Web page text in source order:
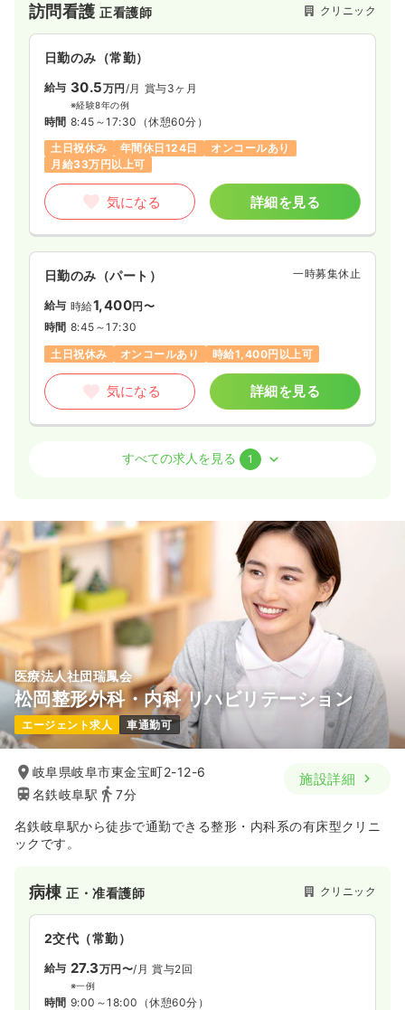
訪問看護正看護師 クリニック
日勤のみ（常勤）
給与 30.5万円 /月 賞与3ヶ月
※経験8年の例
時間 8:45～17:30 （休憩60分）
土日祝休み
年間休日124日
オンコールあり
月給33万円以上可
気になる 詳細を見る
日勤のみ（パート） 一時募集休止
給与 時給1,400円〜
時間 8:45～17:30
土日祝休み
オンコールあり 時給1,400円以上可
気になる 詳細を見る
給与 時給1,500〜2,000円
時間
8:30～19:15
時給2,000円以上可
気になる 詳細を見る
すべての求人を見る 1
医療法人社団瑞鳳会
松岡整形外科・内科 リハビリテーション
エージェント求人 車通勤可
岐阜県岐阜市東金宝町2-12-6
名鉄岐阜駅
7分
施設詳細
名鉄岐阜駅から徒歩で通勤できる整形・内科系の有床型クリニ
ックです。
病棟正・准看護師 クリニック
2交代（常勤）
給与 27.3万円〜/月 賞与2回
※一例
時間 9:00～18:00 （休憩60分）